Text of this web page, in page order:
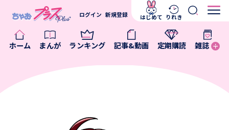
ホーム まんが ランキング 記事&動画 定期購読 雑誌
ログイン 新規登録 はじめて りれき